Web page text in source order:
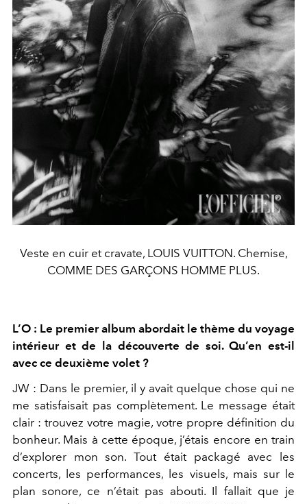
Veste en cuir et cravate, LOUIS VUITTON. Chemise,
COMME DES GARÇONS HOMME PLUS.
L’O : Le premier album abordait le thème du voyage
intérieur et de la découverte de soi. Qu’en est-il
avec ce deuxième volet ?
JW : Dans le premier, il y avait quelque chose qui ne
me satisfaisait pas complètement. Le message était
clair : trouvez votre magie, votre propre définition du
bonheur. Mais à cette époque, j’étais encore en train
d’explorer mon son. Tout était packagé avec les
concerts,
les performances, les visuels, mais sur le
plan sonore, ce n’était pas abouti. Il fallait que je